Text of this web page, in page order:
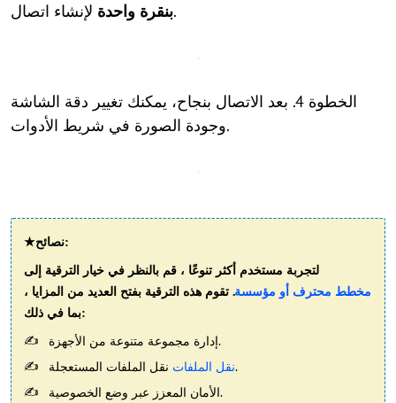
بنقرة واحدةلإنشاء اتصال.
الخطوة 4. بعد الاتصال بنجاح، يمكنك تغيير دقة الشاشة
وجودة الصورة في شريط الأدوات.
★نصائح:
لتجربة مستخدم أكثر تنوعًا ، قم بالنظر في خيار الترقية إلى
مخطط محترف أو مؤسسة. تقوم هذه الترقية بفتح العديد من المزايا ،
بما في ذلك:
إدارة مجموعة متنوعة من الأجهزة.
نقل الملفات.
الأمان المعزز عبر وضع الخصوصية.